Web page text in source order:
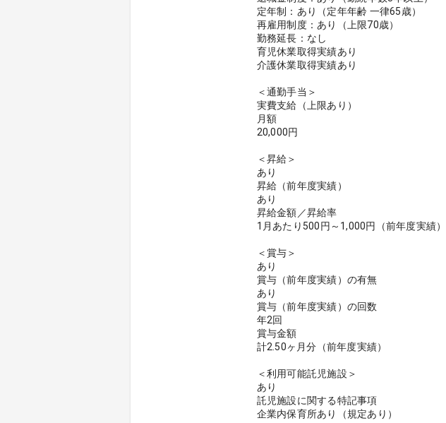
定年制：あり（定年年齢 一律65歳）
再雇用制度：あり（上限70歳）
勤務延長：なし
育児休業取得実績あり
介護休業取得実績あり
＜通勤手当＞
実費支給（上限あり）
月額
20,000円
＜昇給＞
あり
昇給（前年度実績）
あり
昇給金額／昇給率
1月あたり500円～1,000円（前年度実績）
＜賞与＞
あり
賞与（前年度実績）の有無
あり
賞与（前年度実績）の回数
年2回
賞与金額
計2.50ヶ月分（前年度実績）
＜利用可能託児施設＞
あり
託児施設に関する特記事項
企業内保育所あり（規定あり）